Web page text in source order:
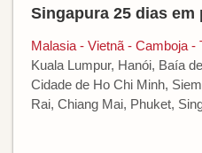
Singapura 25 dias em
Malasia - Vietnã - Camboja -
Kuala Lumpur, Hanói, Baía
Cidade de Ho Chi Minh,
Rai, Chiang Mai, Phuket,